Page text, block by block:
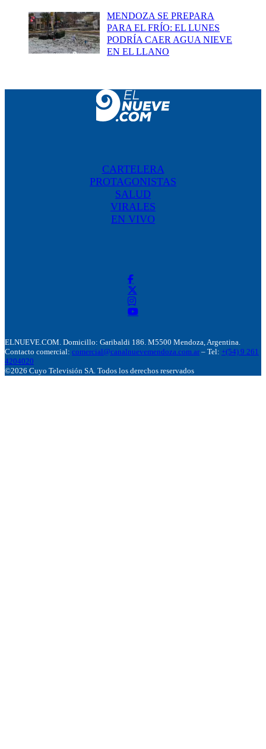
MENDOZA SE PREPARA
PARA EL FRÍO: EL LUNES
PODRÍA CAER AGUA NIEVE
EN EL LLANO
CARTELERA
PROTAGONISTAS
SALUD
VIRALES
EN VIVO
ELNUEVE.COM. Domicillo: Garibaldi 186. M5500 Mendoza, Argentina.
Contacto comercial: comercial@canalnuevemendoza.com.ar – Tel: +(54) 9 261
4204020
©2026 Cuyo Televisión SA. Todos los derechos reservados